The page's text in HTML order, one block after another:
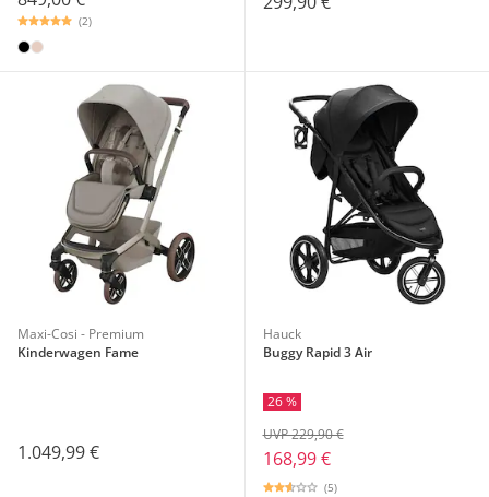
(2)
Maxi-Cosi - Premium
Kinderwagen Fame
1.049,99 €
Hauck
Buggy Rapid 3 Air
26 %
168,99 €
UVP 229,90 €
(5)